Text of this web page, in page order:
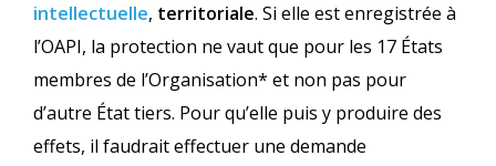
intellectuelle, territoriale. Si elle est enregistrée à
l’OAPI, la protection ne vaut que pour les 17 États
membres de l’Organisation* et non pas pour
d’autre État tiers. Pour qu’elle puis y produire des
effets, il faudrait effectuer une demande